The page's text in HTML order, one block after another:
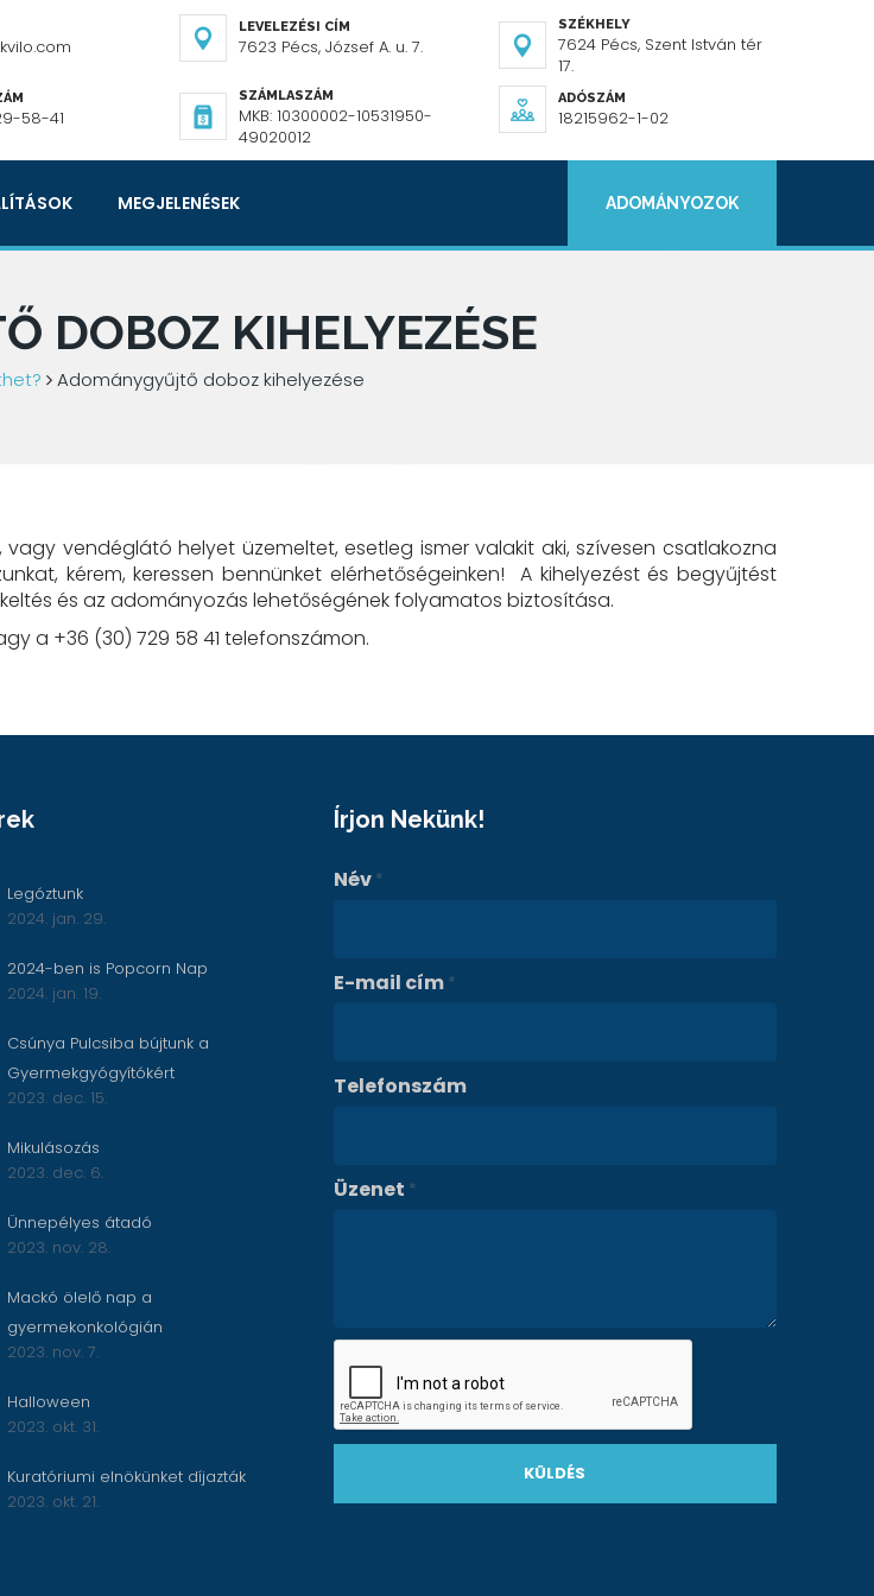
LEVELEZÉSI CÍM
7623 Pécs, József A. u. 7.
SZÉKHELY
7624 Pécs, Szent István tér
17.
58-41
SZÁMLASZÁM
MKB: 10300002-10531950-
49020012
ADÓSZÁM
18215962-1-02
MEGJELENÉSEK ADOMÁNYOZOK
DOBOZ KIHELYEZÉSE
Adománygyűjtő doboz kihelyezése
vendéglátó helyet üzemeltet, esetleg ismer valakit aki, szívesen csatlakozna
kérem, keressen bennünket elérhetőségeinken! A kihelyezést és begyűjtést
és az adományozás lehetőségének folyamatos biztosítása.
a +36 (30) 729 58 41 telefonszámon.
Legóztunk
2024. jan. 29.
2024-ben is Popcorn Nap
2024. jan. 19.
Csúnya Pulcsiba bújtunk a
Gyermekgyógyítókért
2023. dec. 15.
Mikulásozás
2023. dec. 6.
Ünnepélyes átadó
2023. nov. 28.
Mackó ölelő nap a
gyermekonkológián
2023. nov. 7.
Halloween
2023. okt. 31.
Kuratóriumi elnökünket díjazták
2023. okt. 21.
Írjon Nekünk!
Név *
E-mail cím *
Telefonszám
Üzenet *
KÜLDÉS